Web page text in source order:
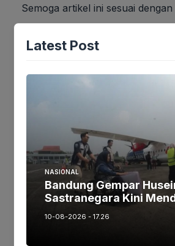
Semoga artikel ini sesuai
Artikel maupun foto
Ikuti kami :
Latest Post
NASIONAL
Bandung Gempar
Sastranegara Kini
10-08-2026 - 17.26